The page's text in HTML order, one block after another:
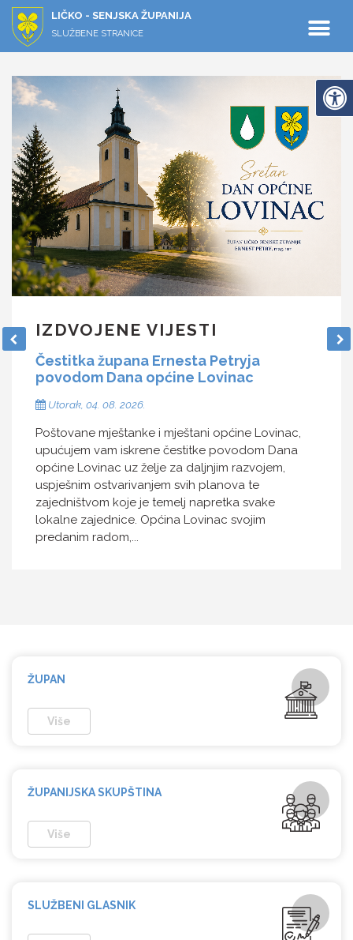
LIČKO - SENJSKA ŽUPANIJA
SLUŽBENE STRANICE
IZDVOJENE VIJESTI
Čestitka župana Ernesta Petryja
povodom Dana općine Lovinac
Utorak, 04. 08. 2026.
Poštovane mještanke i mještani općine Lovinac,
upućujem vam iskrene čestitke povodom Dana
općine Lovinac uz želje za daljnjim razvojem,
uspješnim ostvarivanjem svih planova te
zajedništvom koje je temelj napretka svake
lokalne zajednice. Općina Lovinac svojim
predanim radom,...
ŽUPAN
Više
ŽUPANIJSKASKUPŠTINA
Više
SLUŽBENI GLASNIK